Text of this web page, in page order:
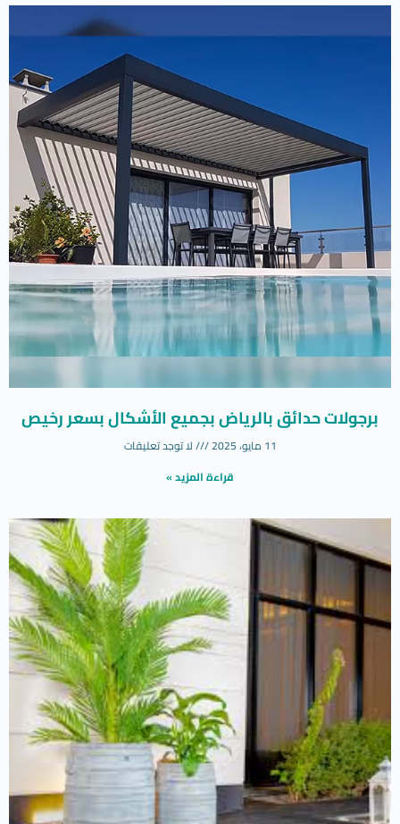
برجولات حدائق بالرياض بجميع الأشكال بسعر رخيص
11 مايو، 2025
لا توجد تعليقات
قراءة المزيد »